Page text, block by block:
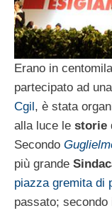
Erano in
partecipato ad
Cgil, è stata
alla luce le storie
Secondo
più grande
piazza gremita di
passato; secondo